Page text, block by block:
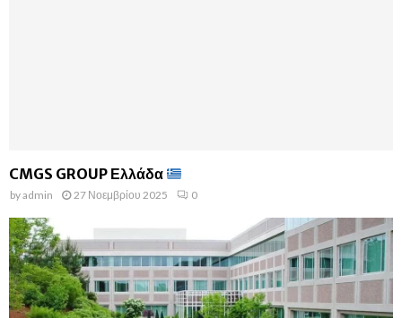
CMGS GROUP Ελλάδα
byadmin 27 Νοεμβρίου 2025 0